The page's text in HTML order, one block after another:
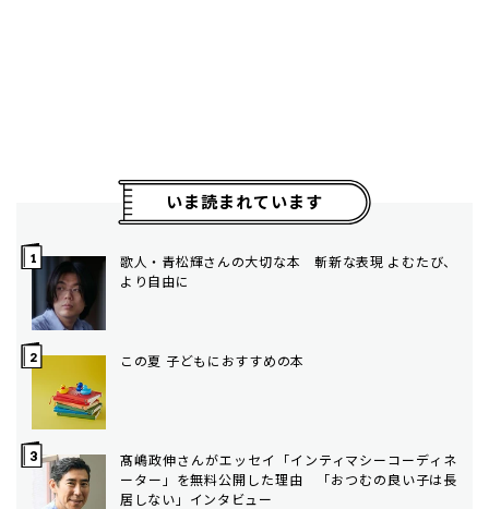
いま読まれています
歌人・青松輝さんの大切な本 斬新な表現 よむたび、
より自由に
この夏 子どもにおすすめの本
髙嶋政伸さんがエッセイ「インティマシーコーディネ
ーター」を無料公開した理由 「おつむの良い子は長
居しない」インタビュー